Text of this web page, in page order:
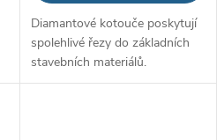
Diamantové kotouče poskytují
spolehlivé řezy do základních
stavebních materiálů.